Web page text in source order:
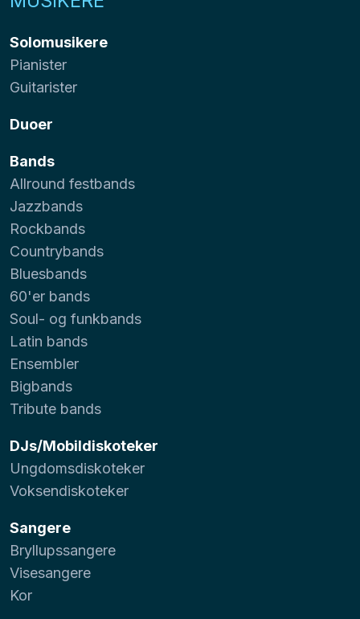
Solomusikere
Pianister
Guitarister
Duoer
Bands
Allround festbands
Jazzbands
Rockbands
Countrybands
Bluesbands
60'er bands
Soul- og funkbands
Latin bands
Ensembler
Bigbands
Tribute bands
DJs/Mobildiskoteker
Ungdomsdiskoteker
Voksendiskoteker
Sangere
Bryllupssangere
Visesangere
Kor